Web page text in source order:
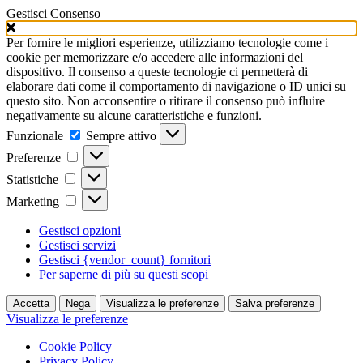
Gestisci Consenso
Per fornire le migliori esperienze, utilizziamo tecnologie come i
cookie per memorizzare e/o accedere alle informazioni del
dispositivo. Il consenso a queste tecnologie ci permetterà di
elaborare dati come il comportamento di navigazione o ID unici su
questo sito. Non acconsentire o ritirare il consenso può influire
negativamente su alcune caratteristiche e funzioni.
Funzionale
Funzionale
Sempre attivo
Preferenze
Preferenze
Statistiche Statistiche
Marketing Marketing
Gestisci opzioni
Gestisci servizi
Gestisci {vendor_count} fornitori
Per saperne di più su questi scopi
Accetta Nega Visualizza le preferenze Salva preferenze
Visualizza le preferenze
Cookie Policy